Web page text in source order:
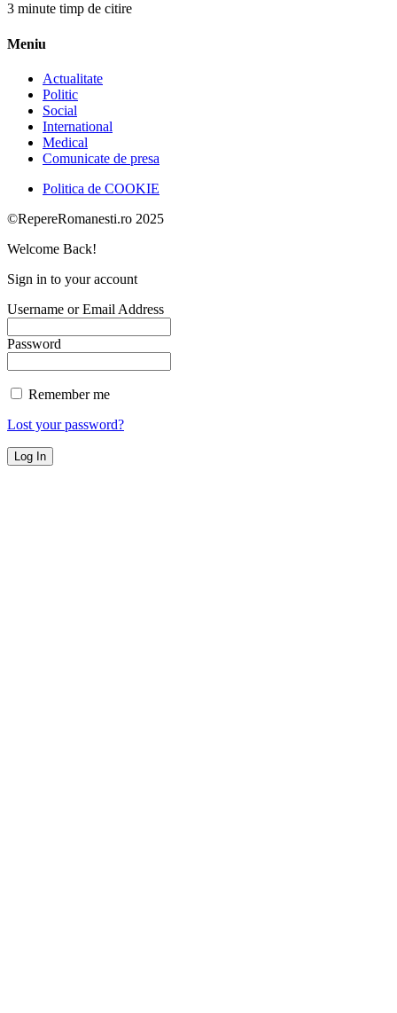
3 minute timp de citire
Meniu
Actualitate
Politic
Social
International
Medical
Comunicate de presa
Politica de COOKIE
©RepereRomanesti.ro 2025
Welcome Back!
Sign in to your account
Username or Email Address
Password
Remember me
Lost your password?